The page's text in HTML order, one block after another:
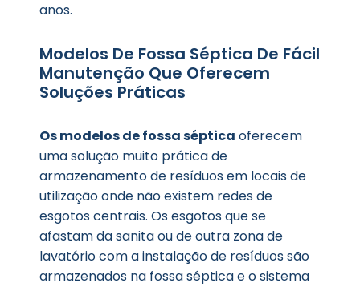
anos.
Modelos De Fossa Séptica De Fácil
Manutenção Que Oferecem
Soluções Práticas
Os modelos de fossa séptica oferecem
uma solução muito prática de
armazenamento de resíduos em locais de
utilização onde não existem redes de
esgotos centrais. Os esgotos que se
afastam da sanita ou de outra zona de
lavatório com a instalação de resíduos são
armazenados na fossa séptica e o sistema